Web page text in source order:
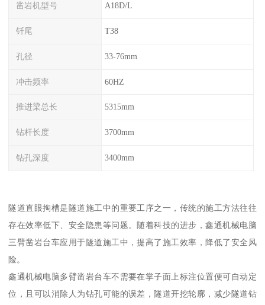
凿岩机型号 A18D/L
钎尾 T38
孔径 33-76mm
冲击频率 60HZ
推进梁总长 5315mm
钻杆长度 3700mm
钻孔深度 3400mm
隧道直眼掏槽是隧道施工中的重要工序之一，传统的施工方法往往
存在效率低下、安全隐患等问题。随着科技的进步，鑫通机械电脑
三臂凿岩台车应用于隧道施工中，提高了施工效率，降低了安全风
险。
鑫通机械电脑多臂凿岩台车不需要在掌子面上标注位置便可自动定
位，且可以消除人为钻孔可能的误差，隧道开挖轮廓，减少隧道钻